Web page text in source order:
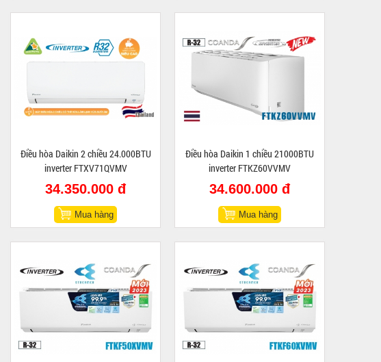
Điều hòa Daikin 2 chiều 24.000BTU
inverter FTXV71QVMV
34.350.000 đ
Mua hàng
Điều hòa Daikin 1 chiều 21000BTU
inverter FTKZ60VVMV
34.600.000 đ
Mua hàng